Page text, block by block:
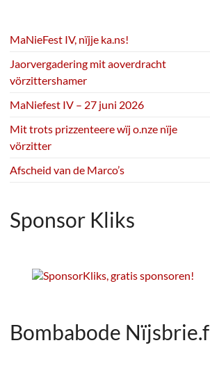
MaNieFest IV, nïjje ka.ns!
Jaorvergadering mit aoverdracht
vörzittershamer
MaNiefest IV – 27 juni 2026
Mit trots prizzenteere wïj o.nze nïje
vörzitter
Afscheid van de Marco’s
Sponsor Kliks
Bombabode Nïjsbrie.f